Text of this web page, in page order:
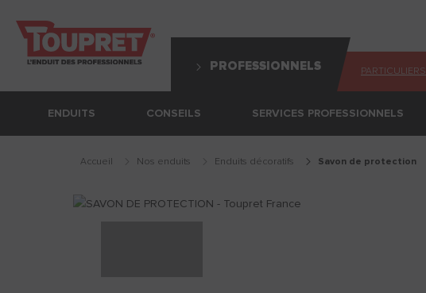
PROFESSIONNELS PARTICULIERS
ENDUITS CONSEILS SERVICES PROFESSIONNELS
Accueil Nos enduits enduits décoratifs savon de protection